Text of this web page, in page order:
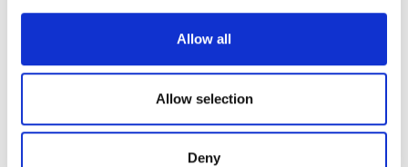
Allow all
Allow selection
Deny
Servire come salsa di
hamburger vegetariani.